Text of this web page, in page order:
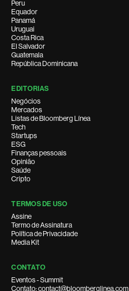
Peru
Equador
Panamá
Uruguai
Costa Rica
El Salvador
Guatemala
República Dominicana
EDITORIAS
Negócios
Mercados
Listas de Bloomberg Línea
Tech
Startups
ESG
Finanças pessoais
Opinião
Saúde
Cripto
TERMOS DE USO
Assine
Termo de Assinatura
Política de Privacidade
Media Kit
CONTATO
Eventos - Summit
Contato: contact@bloomberglinea.com